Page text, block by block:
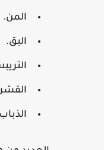
المن.
البق.